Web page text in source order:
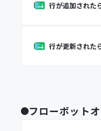
行が追加された
行が更新された
フローボット